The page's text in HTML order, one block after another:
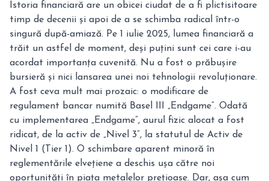
Istoria financiară are un obicei ciudat de a fi plictisitoare
timp de decenii și apoi de a se schimba radical într-o
singură după-amiază. Pe 1 iulie 2025, lumea financiară a
trăit un astfel de moment, deși puțini sunt cei care i-au
acordat importanța cuvenită. Nu a fost o prăbușire
bursieră și nici lansarea unei noi tehnologii revoluționare.
A fost ceva mult mai prozaic: o modificare de
regulament bancar numită Basel III „Endgame”. Odată
cu implementarea „Endgame”, aurul fizic alocat a fost
ridicat, de la activ de „Nivel 3”, la statutul de Activ de
Nivel 1 (Tier 1). O schimbare aparent minoră în
reglementările elvețiene a deschis ușa către noi
oportunități în piața metalelor prețioase. Dar, așa cum